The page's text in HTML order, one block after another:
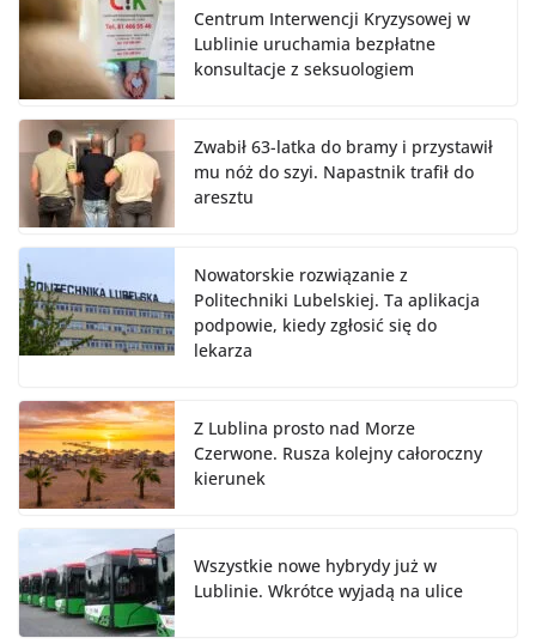
Centrum Interwencji Kryzysowej w
Lublinie uruchamia bezpłatne
konsultacje z seksuologiem
Zwabił 63-latka do bramy i przystawił
mu nóż do szyi. Napastnik trafił do
aresztu
Nowatorskie rozwiązanie z
Politechniki Lubelskiej. Ta aplikacja
podpowie, kiedy zgłosić się do
lekarza
Z Lublina prosto nad Morze
Czerwone. Rusza kolejny całoroczny
kierunek
Wszystkie nowe hybrydy już w
Lublinie. Wkrótce wyjadą na ulice